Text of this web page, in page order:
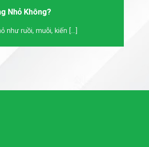
Nhỏ Không?
ruồi, muỗi, kiến [...]